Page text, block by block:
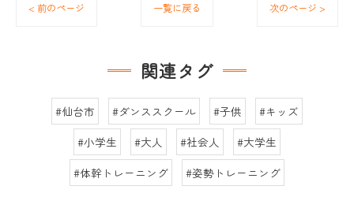
< 前のページ 一覧に戻る 次のページ >
関連タグ
#仙台市 #ダンススクール #子供
#キッズ
#小学生
#大人 #社会人
#大学生
#体幹トレーニング
#姿勢トレーニング